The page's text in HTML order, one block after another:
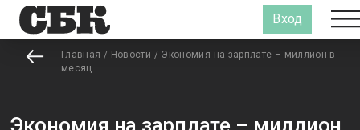
Вход
Главная / Новости / Экономия на зарплате – миллион в
месяц
Экономия на зарплате – миллион